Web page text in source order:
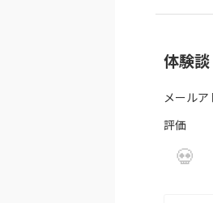
体験
メールア
評価